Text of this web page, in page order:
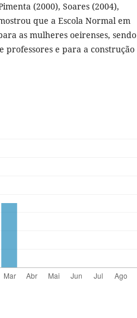
(2000), Soares (2004),
que a Escola Normal em
as mulheres oeirenses, sendo
e para a construção